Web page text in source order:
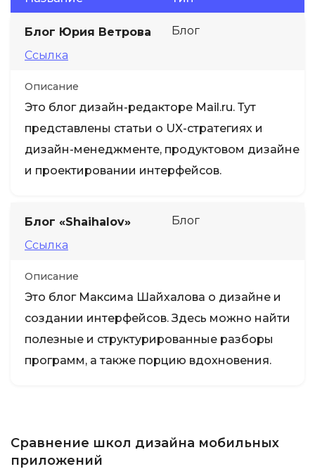
Блог Юрия Ветрова
Ссылка
Блог
Описание
Это блог дизайн-редакторе Mail.ru. Тут
представлены статьи о UX-стратегиях и
дизайн-менеджменте, продуктовом дизайне
и проектировании интерфейсов.
Блог «Shaihalov»
Ссылка
Блог
Описание
Это блог Максима Шайхалова о дизайне и
создании интерфейсов. Здесь можно найти
полезные и структурированные разборы
программ, а также порцию вдохновения.
Сравнение школ дизайна мобильных
приложений